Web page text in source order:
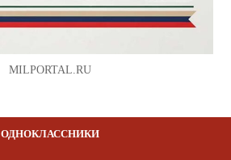
MILPORTAL.RU
ОДНОКЛАССНИКИ